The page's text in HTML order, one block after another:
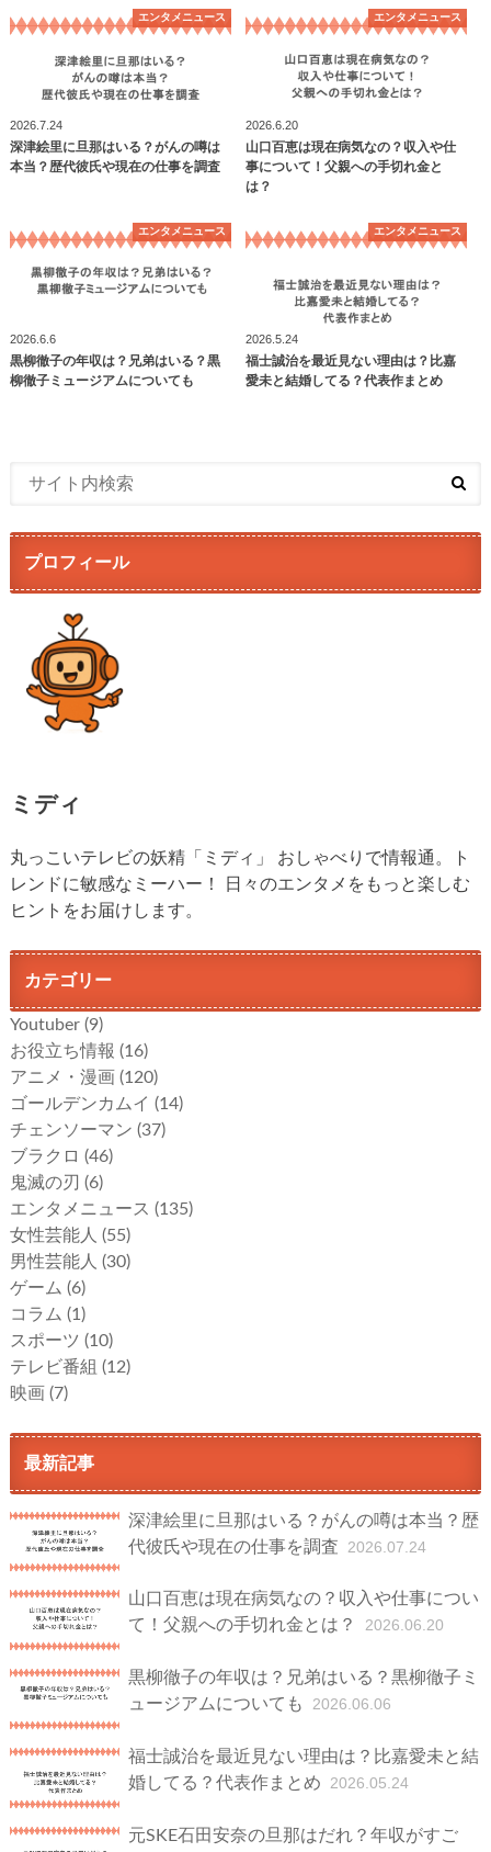
エンタメニュース
2026.7.24
深津絵里に旦那はいる？がんの噂は
本当？歴代彼氏や現在の仕事を調査
エンタメニュース
2026.6.20
山口百恵は現在病気なの？収入や仕
事について！父親への手切れ金と
は？
エンタメニュース
2026.6.6
黒柳徹子の年収は？兄弟はいる？黒
柳徹子ミュージアムについても
エンタメニュース
2026.5.24
福士誠治を最近見ない理由は？比嘉
愛未と結婚してる？代表作まとめ
プロフィール
ミディ
丸っこいテレビの妖精「ミディ」 おしゃべりで情報通。ト
レンドに敏感なミーハー！ 日々のエンタメをもっと楽しむ
ヒントをお届けします。
カテゴリー
Youtuber (9)
お役立ち情報 (16)
アニメ・漫画 (120)
ゴールデンカムイ (14)
チェンソーマン (37)
ブラクロ (46)
鬼滅の刃 (6)
エンタメニュース (135)
女性芸能人 (55)
男性芸能人 (30)
ゲーム (6)
コラム (1)
スポーツ (10)
テレビ番組 (12)
映画 (7)
最新記事
深津絵里に旦那はいる？がんの噂は本当？歴
代彼氏や現在の仕事を調査
2026.07.24
山口百恵は現在病気なの？収入や仕事につい
て！父親への手切れ金とは？
2026.06.20
黒柳徹子の年収は？兄弟はいる？黒柳徹子ミ
ュージアムについても
2026.06.06
福士誠治を最近見ない理由は？比嘉愛未と結
婚してる？代表作まとめ
2026.05.24
元SKE石田安奈の旦那はだれ？年収がすご